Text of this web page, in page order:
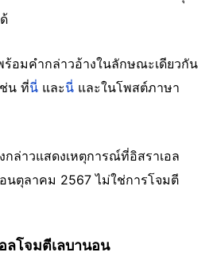
อมคำกล่าวอ้างในลักษณะเดียวกัน
น ที่นี่ และนี่ และในโพสต์ภาษา
กล่าวแสดงเหตุการณ์ที่อิสราเอล
นตุลาคม 2567 ไม่ใช่การโจมตี
ลโจมตีเลบานอน